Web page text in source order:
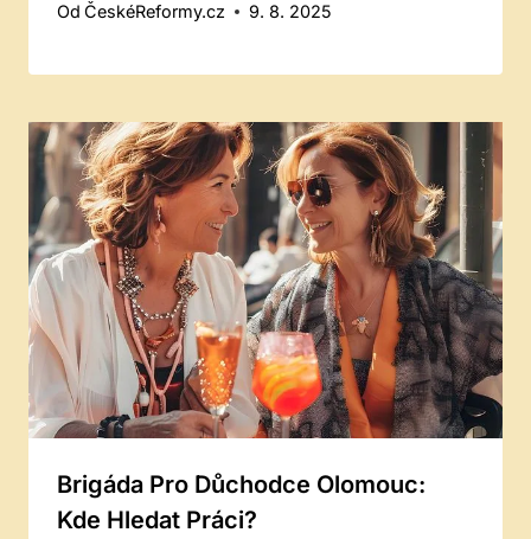
Od ČeskéReformy.cz 9. 8. 2025
Brigáda Pro Důchodce Olomouc:
Kde Hledat Práci?